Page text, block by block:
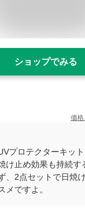
ショップでみる
価格
プロテクターキッ
け止め効果も持続す
、2点セットで日焼
メですよ。